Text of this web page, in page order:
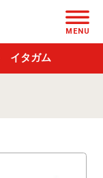
MENU
イタガム